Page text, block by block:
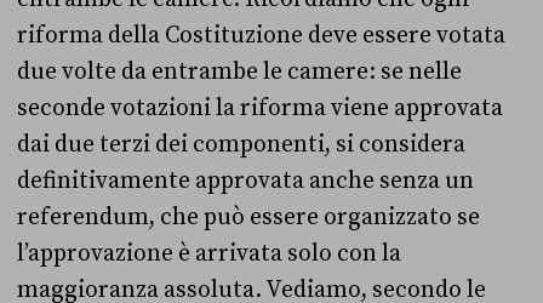
riforma della Costituzione deve essere votata
due volte da entrambe le camere: se nelle
seconde votazioni la riforma viene approvata
dai due terzi dei componenti, si considera
definitivamente approvata anche senza un
referendum, che può essere organizzato se
l’approvazione è arrivata solo con la
maggioranza assoluta. Vediamo, secondo le